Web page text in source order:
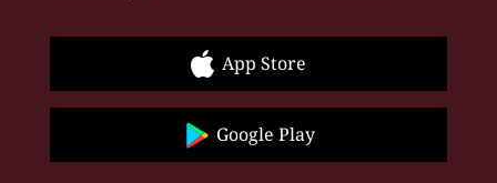
App Store
Google Play